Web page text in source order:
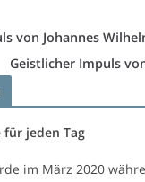
von Johannes
Geistlicher Impuls
für jeden Tag
im März 2020